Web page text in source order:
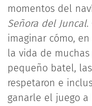
momentos del
Señora del Juncal.
imaginar cómo,
la vida de
pequeño batel,
respetaron e
ganarle el juego a